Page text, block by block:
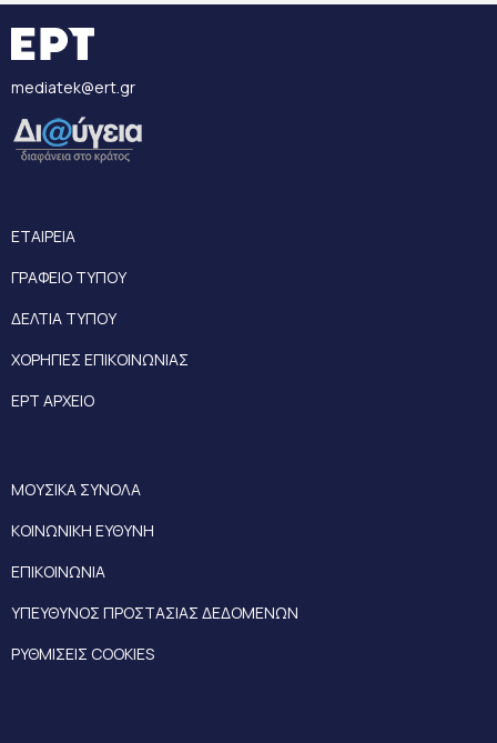
mediatek@ert.gr
ΕΤΑΙΡΕΙΑ
ΓΡΑΦΕΙΟ ΤΥΠΟΥ
ΔΕΛΤΙΑ ΤΥΠΟΥ
ΧΟΡΗΓΙΕΣ ΕΠΙΚΟΙΝΩΝΙΑΣ
ΕΡΤ ΑΡΧΕΙΟ
ΜΟΥΣΙΚΑ ΣΥΝΟΛΑ
ΚΟΙΝΩΝΙΚΗ ΕΥΘΥΝΗ
ΕΠΙΚΟΙΝΩΝΙΑ
ΥΠΕΥΘΥΝΟΣ ΠΡΟΣΤΑΣΙΑΣ ΔΕΔΟΜΕΝΩΝ
ΡΥΘΜΙΣΕΙΣ COOKIES